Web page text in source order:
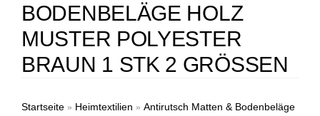
BODENBELÄGE HOLZ
MUSTER POLYESTER
BRAUN 1 STK 2 GRÖSSEN
Startseite » Heimtextilien » Antirutsch Matten & Bodenbeläge